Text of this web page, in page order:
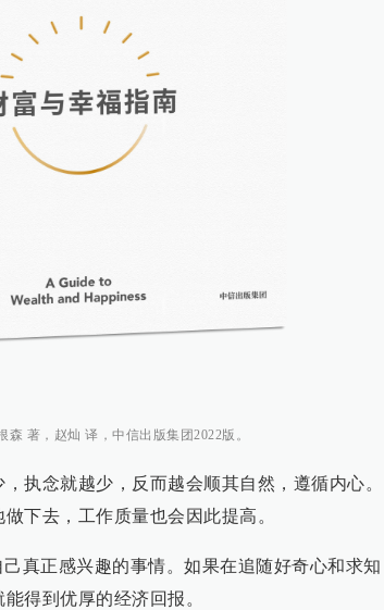
森 著，赵灿 译，中信出版集团2022版。
执念就越少，反而越会顺其自然，遵循内心。
下去，工作质量也会因此提高。
真正感兴趣的事情。如果在追随好奇心和求知
得到优厚的经济回报。